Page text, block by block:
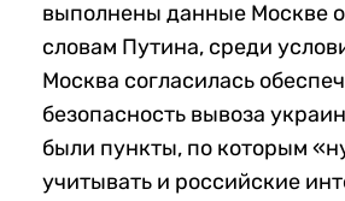
выполнены данные Москве
словам Путина, среди
Москва согласилась
безопасность вывоза
были пункты, по которым
учитывать и российские